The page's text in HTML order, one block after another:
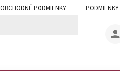
OBCHODNÉ PODMIENKY